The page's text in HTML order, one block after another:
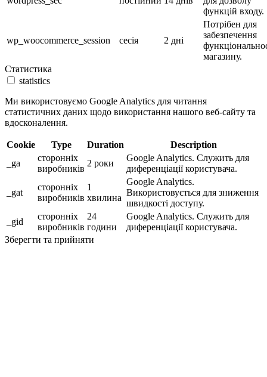
функцій входу.
wp_woocommerce_session сесія 2 дні
Потрібен для
забезпечення
магазину.
Статистика
statistics
Ми використовуємо Google Analytics для читання
статистичних даних щодо використання нашого веб-сайту та
вдосконалення.
Cookie Type Duration
Description
_ga
сторонніх
виробників
2 роки
Google Analytics. Служить для
диференціації користувача.
_gat
сторонніх
виробників
1
хвилина
Google Analytics.
Використовується для зниження
швидкості доступу.
_gid
сторонніх
виробників
24
години
Google Analytics. Служить для
диференціації користувача.
Зберегти та прийняти